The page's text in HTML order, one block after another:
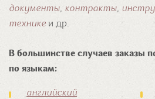
документы, контракты,
технике и др.
В большинстве случаев заказы
по языкам:
английский